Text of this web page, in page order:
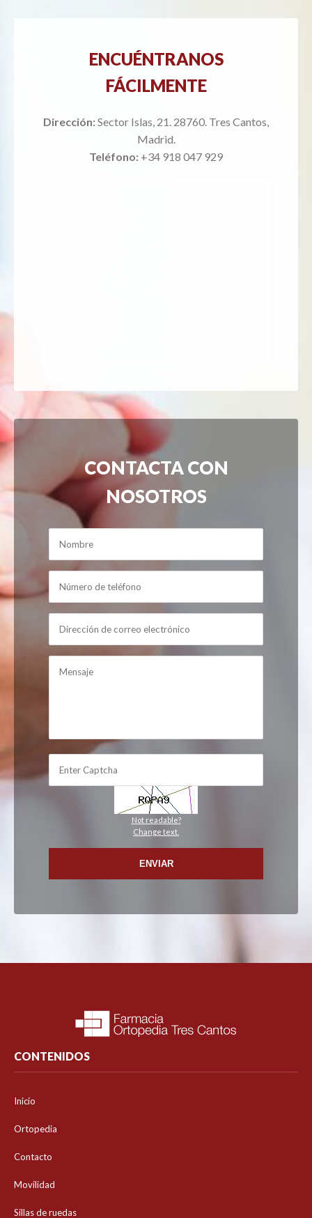
ENCUÉNTRANOS
FÁCILMENTE
Dirección:Sector Islas, 21. 28760. Tres Cantos,
Madrid.
Teléfono: +34 918 047 929
CONTACTA CON
NOSOTROS
Not readable?
Change text.
ENVIAR
CONTENIDOS
Inicio
Ortopedia
Contacto
Movilidad
Sillas de ruedas